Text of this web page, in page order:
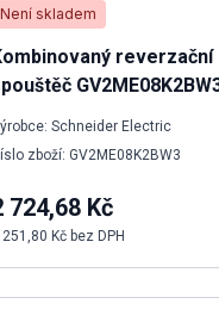
Není skladem
reverzační
Schneider Electric
zboží: GV2ME08K2BW3
724,68 Kč
251,80 Kč bez DPH